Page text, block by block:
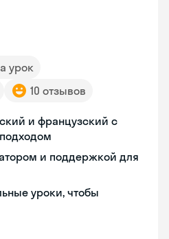
урок
10 отзывов
и французский с
и поддержкой для
уроки, чтобы